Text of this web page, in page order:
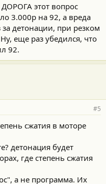
этот вопрос
3.000р на 92, а вреда
детонации, при резком
еще раз убедился, что
92.
#5
сжатия в моторе
детонация будет
где степень сжатия
а не программа. Их